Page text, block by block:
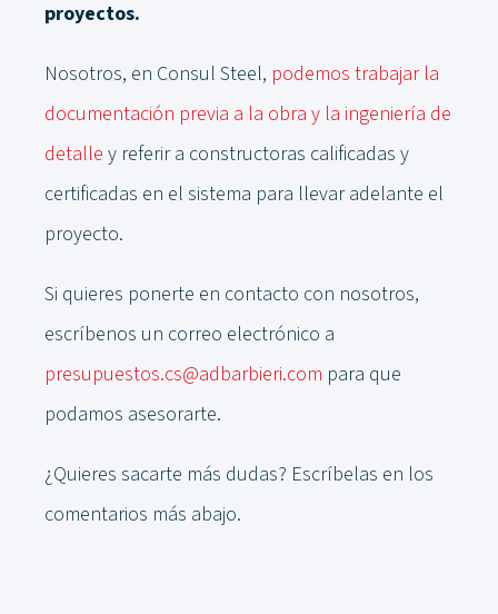
proyectos.
Nosotros, en Consul Steel, podemos trabajar la
documentación previa a la obra y la ingeniería de
detalle y referir a constructoras calificadas y
certificadas en el sistema para llevar adelante el
proyecto.
Si quieres ponerte en contacto con nosotros,
escríbenos un correo electrónico a
presupuestos.cs@adbarbieri.com para que
podamos asesorarte.
¿Quieres sacarte más dudas? Escríbelas en los
comentarios más abajo.